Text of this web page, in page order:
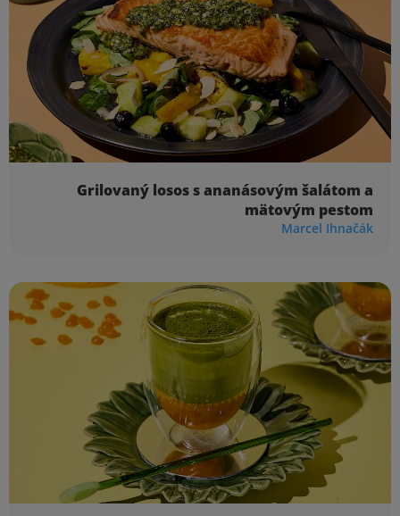
Grilovaný losos s ananásovým šalátom a
mätovým pestom
Marcel Ihnačák